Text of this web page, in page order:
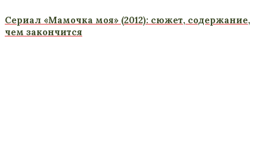
Сериал «Мамочка моя» (2012): сюжет, содержание,
чем закончится